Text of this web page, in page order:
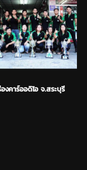
องคาร์ออดิโอ จ.สระบุรี